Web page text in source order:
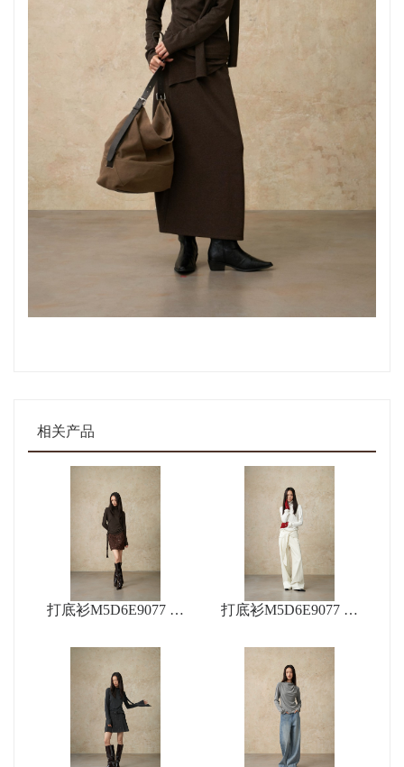
相关产品
打底衫M5D6E9077 短
打底衫M5D6E9077 裤